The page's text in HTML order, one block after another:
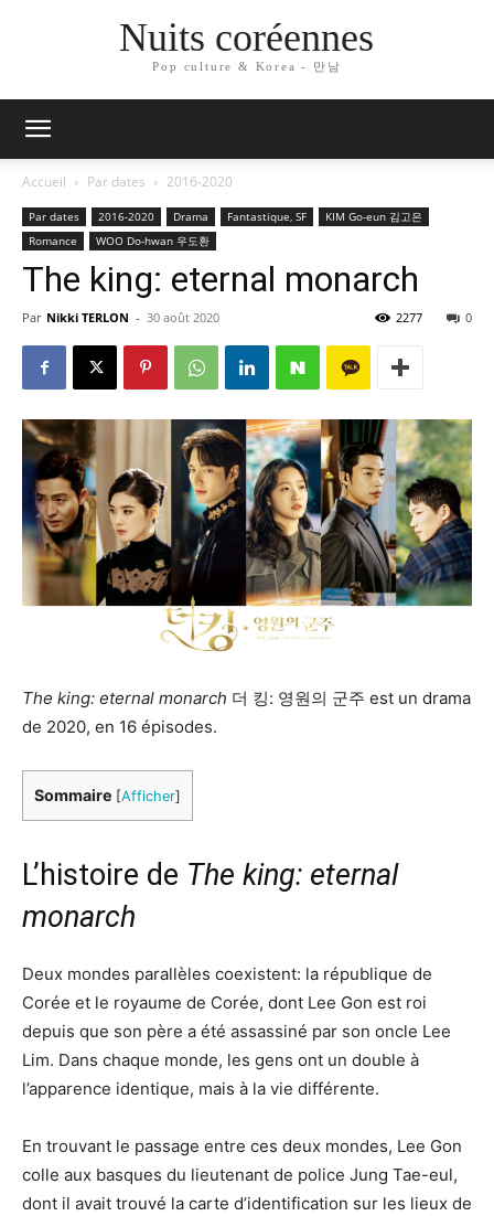
Nuits coréennes
Pop culture & Korea - 만남
Accueil Par dates 2016-2020
Par dates 2016-2020 Drama Fantastique, SF
KIM Go-eun 김고은
Romance
WOO Do-hwan 우도환
The king: eternal monarch
Par Nikki TERLON - 30 août 2020 0
2277
The king: eternal monarch 더 킹: 영원의 군주 est un drama
de 2020, en 16 épisodes.
Sommaire [Afficher]
L’histoire de The king: eternal
monarch
Deux mondes parallèles coexistent: la république de
Corée et le royaume de Corée, dont Lee Gon est roi
depuis que son père a été assassiné par son oncle Lee
Lim. Dans chaque monde, les gens ont un double à
l’apparence identique, mais à la vie différente.
En trouvant le passage entre ces deux mondes, Lee Gon
colle aux basques du lieutenant de police Jung Tae-eul,
dont il avait trouvé la carte d’identification sur les lieux de